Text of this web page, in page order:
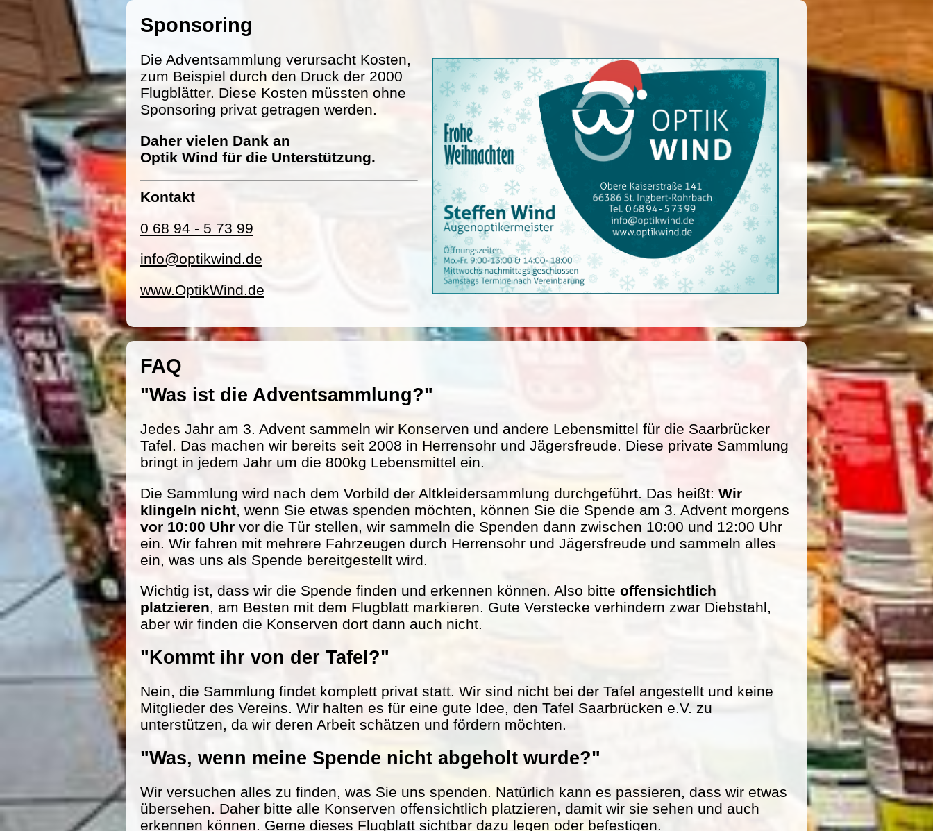
Sponsoring
Die Adventsammlung verursacht Kosten,
zum Beispiel durch den Druck der 2000
Flugblätter. Diese Kosten müssten ohne
Sponsoring privat getragen werden.
Daher vielen Dank an
Optik Wind für die Unterstützung.
Kontakt
0 68 94 - 5 73 99
info@optikwind.de
www.OptikWind.de
FAQ
"Was ist die Adventsammlung?"
Jedes Jahr am 3. Advent sammeln wir Konserven und andere Lebensmittel für die Saarbrücker
Tafel. Das machen wir bereits seit 2008 in Herrensohr und Jägersfreude. Diese private Sammlung
bringt in jedem Jahr um die 800kg Lebensmittel ein.
Die Sammlung wird nach dem Vorbild der Altkleidersammlung durchgeführt. Das heißt: Wir
klingeln nicht , wenn Sie etwas spenden möchten, können Sie die Spende am 3. Advent morgens
vor 10:00 Uhr vor die Tür stellen, wir sammeln die Spenden dann zwischen 10:00 und 12:00 Uhr
ein. Wir fahren mit mehrere Fahrzeugen durch Herrensohr und Jägersfreude und sammeln alles
ein, was uns als Spende bereitgestellt wird.
Wichtig ist, dass wir die Spende finden und erkennen können. Also bitte offensichtlich
platzieren, am Besten mit dem Flugblatt markieren. Gute Verstecke verhindern zwar Diebstahl,
aber wir finden die Konserven dort dann auch nicht.
"Kommt ihr von der Tafel?"
Nein, die Sammlung findet komplett privat statt. Wir sind nicht bei der Tafel angestellt und keine
Mitglieder des Vereins. Wir halten es für eine gute Idee, den Tafel Saarbrücken e.V. zu
unterstützen, da wir deren Arbeit schätzen und fördern möchten.
"Was, wenn meine Spende nicht abgeholt wurde?"
Wir versuchen alles zu finden, was Sie uns spenden. Natürlich kann es passieren, dass wir etwas
übersehen. Daher bitte alle Konserven offensichtlich platzieren, damit wir sie sehen und auch
erkennen können. Gerne dieses Flugblatt sichtbar dazu legen oder befestigen.